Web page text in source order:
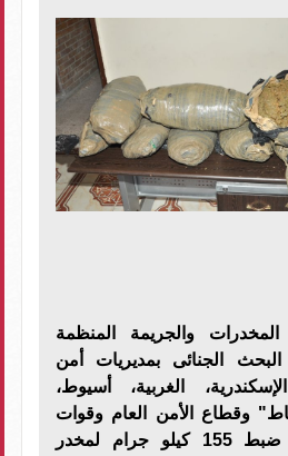
والجريمة المنظمة
الجنائى بمديريات أمن
الغربية، أسيوط،
وقطاع الأمن العام وقوات
الأمن المركزى من ضبط 155 كيلو جرام لمخدر